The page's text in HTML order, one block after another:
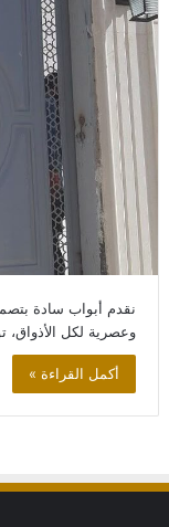
نقدم أبواب سادة
وعصرية لكل الأذواق،
أكمل القراءة »